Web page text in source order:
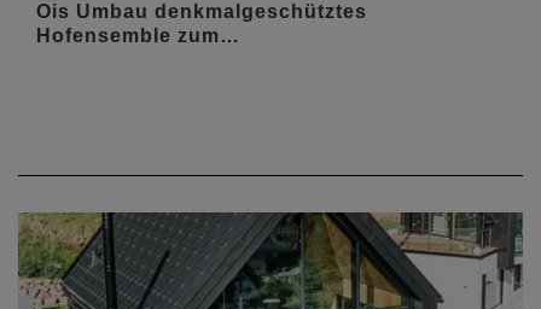
Ois Umbau denkmalgeschütztes
Hofensemble zum…